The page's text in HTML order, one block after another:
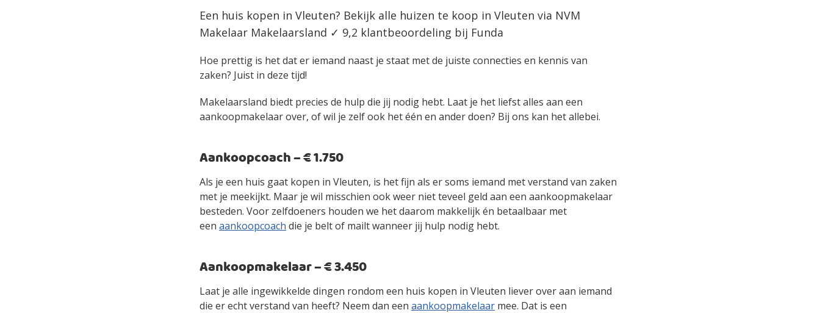
Een huis kopen in Vleuten? Bekijk alle huizen te koop in Vleuten via NVM
Makelaar Makelaarsland ✓ 9,2 klantbeoordeling bij Funda
Hoe prettig is het dat er iemand naast je staat met de juiste connecties en kennis van
zaken? Juist in deze tijd!
Makelaarsland biedt precies de hulp die jij nodig hebt. Laat je het liefst alles aan een
aankoopmakelaar over, of wil je zelf ook het één en ander doen? Bij ons kan het allebei.
Aankoopcoach – € 1.750
Als je een huis gaat kopen in Vleuten, is het fijn als er soms iemand met verstand van zaken
met je meekijkt. Maar je wil misschien ook weer niet teveel geld aan een aankoopmakelaar
besteden. Voor zelfdoeners houden we het daarom makkelijk én betaalbaar met
een aankoopcoach die je belt of mailt wanneer jij hulp nodig hebt.
Aankoopmakelaar – € 3.450
Laat je alle ingewikkelde dingen rondom een huis kopen in Vleuten liever over aan iemand
die er echt verstand van heeft? Neem dan een aankoopmakelaar mee. Dat is een